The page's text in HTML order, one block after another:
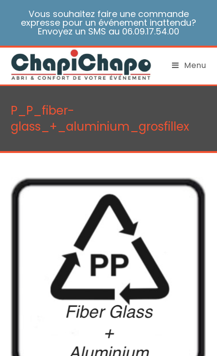
Vous souhaitez faire une commande
expresse pour un événement inattendu?
Envoyez un SMS au 06.09.17.54.00
Menu
P_P_fiber-
glass_+_aluminium_grosfillex